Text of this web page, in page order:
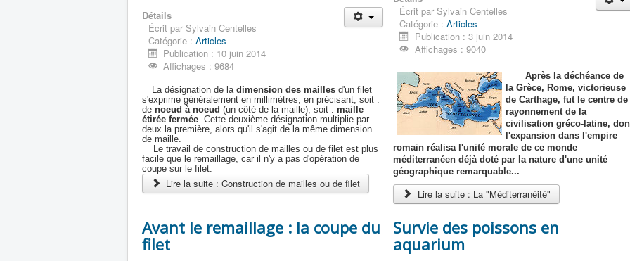
Détails
Écrit par Sylvain Centelles
Catégorie : Articles
Publication : 10 juin 2014
Affichages : 9684
La désignation de la dimension des mailles d'un filet
s'exprime généralement en millimètres, en précisant, soit :
de noeud à noeud (un côté de la maille), soit : maille
étirée fermée. Cette deuxième désignation multiplie par
deux la première, alors qu'il s'agit de la même dimension
de maille.
Le travail de construction de mailles ou de filet est plus
facile que le remaillage, car il n'y a pas d'opération de
coupe sur le filet.
Lire la suite : Construction de mailles ou de filet
Écrit parSylvain Centelles
Catégorie :Articles
Publication : 3 juin 2014
Affichages : 9040
Après la déchéance de
la Grèce, Rome, victorieuse
de Carthage, fut le centre de
rayonnement de la
civilisation gréco-latine,
l'expansion dans l'empire
romain réalisa l'unité morale de ce monde
méditerranéen déjà doté par la nature d'une unité
géographique remarquable...
Lire la suite : La "Méditerranéité"
Avant le remaillage : la coupe du
filet
Survie des poissons en
aquarium